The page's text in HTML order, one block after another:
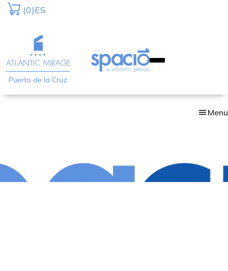
Skip
content
(0)ES
Puerto de la Cruz
Menu